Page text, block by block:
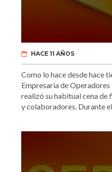
HACE 11 AÑOS
Como lo hace desde hace
Empresaria de
realizó su habitual cena de
y colaboradores. Durante